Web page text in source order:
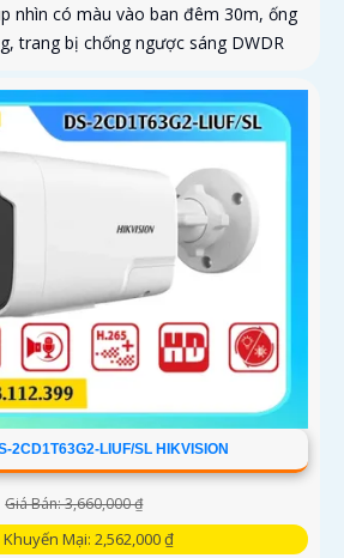
nhìn có màu vào ban đêm 30m, ống
trang bị chống ngược sáng DWDR
2CD1T63G2-LIUF/SL HIKVISION
Giá Bán: 3,660,000 ₫
Khuyến Mại: 2,562,000 ₫